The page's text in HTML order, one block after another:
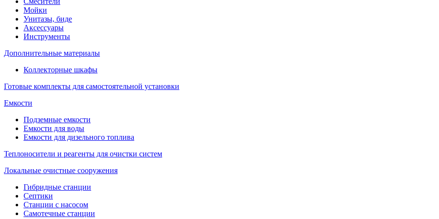
Мойки
Унитазы, биде
Аксессуары
Инструменты
Дополнительные материалы
Коллекторные шкафы
Готовые комплекты для самостоятельной установки
Емкости
Подземные емкости
Емкости для воды
Емкости для дизельного топлива
Теплоносители и реагенты для очистки систем
Локальные очистные сооружения
Гибридные станции
Септики
Станции с насосом
Самотечные станции